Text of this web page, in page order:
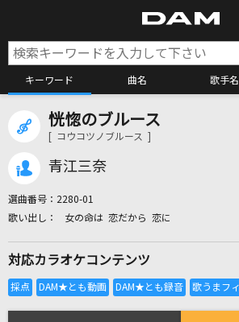
キーワード 曲名 歌手名
カラオケ検索
全国りれき
恍惚のブルース
[ コウコツノブルース ]
青江三奈
選曲番号： 2280-01
女の命は 恋だから 恋に
対応カラオケコンテンツ